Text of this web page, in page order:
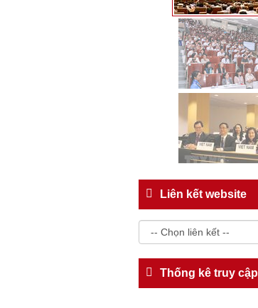
Liên kết website
Thống kê truy cập